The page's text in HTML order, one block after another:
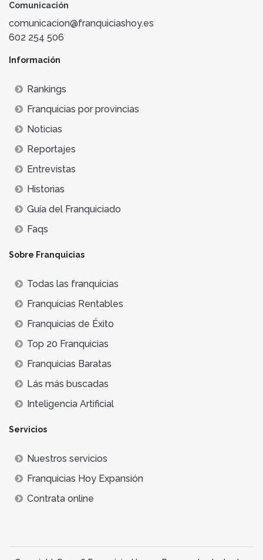
Comunicación
comunicacion@franquiciashoy.es
602 254 506
Información
Rankings
Franquicias por provincias
Noticias
Reportajes
Entrevistas
Historias
Guía del Franquiciado
Faqs
Sobre Franquicias
Todas las franquicias
Franquicias Rentables
Franquicias de Éxito
Top 20 Franquicias
Franquicias Baratas
Lás más buscadas
Inteligencia Artificial
Servicios
Nuestros servicios
Franquicias Hoy Expansión
Contrata online